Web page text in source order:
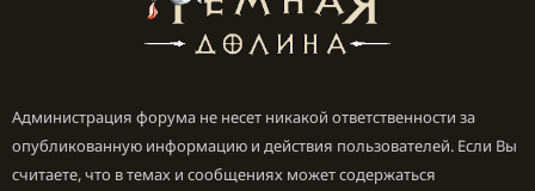
Администрация форума не несет никакой ответственности за
опубликованную информацию и действия пользователей. Если Вы
считаете, что в темах и сообщениях может содержаться